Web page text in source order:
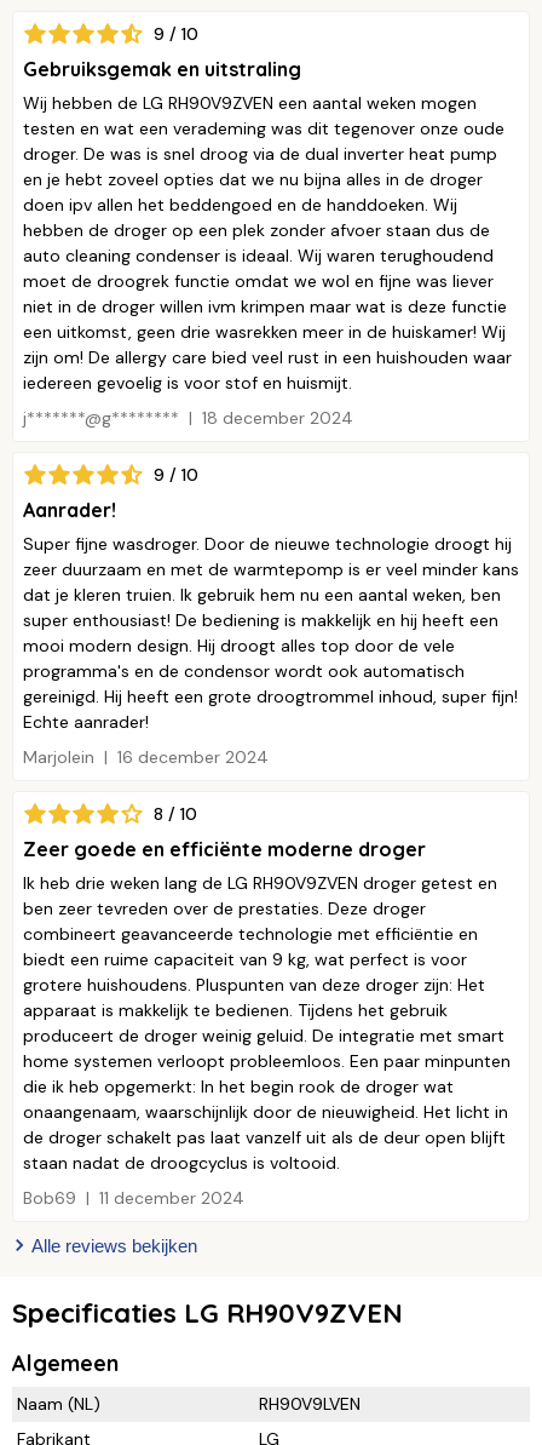
9 / 10
Gebruiksgemak en uitstraling
Wij hebben de LG RH90V9ZVEN een aantal weken mogen
testen en wat een verademing was dit tegenover onze oude
droger. De was is snel droog via de dual inverter heat pump
en je hebt zoveel opties dat we nu bijna alles in de droger
doen ipv allen het beddengoed en de handdoeken. Wij
hebben de droger op een plek zonder afvoer staan dus de
auto cleaning condenser is ideaal. Wij waren terughoudend
moet de droogrek functie omdat we wol en fijne was liever
niet in de droger willen ivm krimpen maar wat is deze functie
een uitkomst, geen drie wasrekken meer in de huiskamer! Wij
zijn om! De allergy care bied veel rust in een huishouden waar
iedereen gevoelig is voor stof en huismijt.
j*******@g********
18 december 2024
9 / 10
Aanrader!
Super fijne wasdroger. Door de nieuwe technologie droogt hij
zeer duurzaam en met de warmtepomp is er veel minder kans
dat je kleren truien. Ik gebruik hem nu een aantal weken, ben
super enthousiast! De bediening is makkelijk en hij heeft een
mooi modern design. Hij droogt alles top door de vele
programma's en de condensor wordt ook automatisch
gereinigd. Hij heeft een grote droogtrommel inhoud, super fijn!
Echte aanrader!
Marjolein
16 december 2024
8 / 10
Zeer goede en efficiënte moderne droger
Ik heb drie weken lang de LG RH90V9ZVEN droger getest en
ben zeer tevreden over de prestaties. Deze droger
combineert geavanceerde technologie met efficiëntie en
biedt een ruime capaciteit van 9 kg, wat perfect is voor
grotere huishoudens. Pluspunten van deze droger zijn: Het
apparaat is makkelijk te bedienen. Tijdens het gebruik
produceert de droger weinig geluid. De integratie met smart
home systemen verloopt probleemloos. Een paar minpunten
die ik heb opgemerkt: In het begin rook de droger wat
onaangenaam, waarschijnlijk door de nieuwigheid. Het licht in
de droger schakelt pas laat vanzelf uit als de deur open blijft
staan nadat de droogcyclus is voltooid.
Bob69
11 december 2024
Alle reviews bekijken
Specificaties LG RH90V9ZVEN
Algemeen
Naam (NL)
RH90V9LVEN
Fabrikant
LG